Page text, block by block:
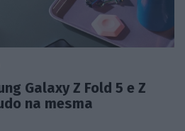
Galaxy Z Fold 5 e Z
na mesma